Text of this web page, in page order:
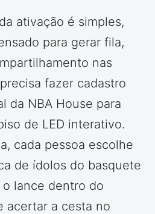
ativação é simples,
para gerar fila,
nas
fazer cadastro
da NBA House para
de LED interativo.
cada pessoa escolhe
de ídolos do basquete
lance dentro do
acertar a cesta no